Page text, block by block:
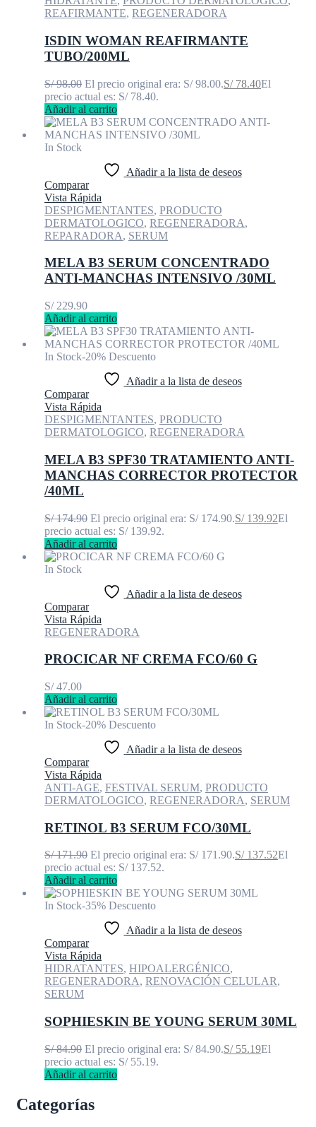
REAFIRMANTE, REGENERADORA
ISDIN WOMAN REAFIRMANTE
TUBO/200ML
S/98.00 El precio original era: S/ 98.00.S/78.40El
precio actual es: S/ 78.40.
Añadir al carrito
In Stock
Añadir a la lista de deseos
Comparar
Vista Rápida
DESPIGMENTANTES, PRODUCTO
DERMATOLOGICO, REGENERADORA,
REPARADORA, SERUM
MELA B3 SERUM CONCENTRADO
ANTI-MANCHAS INTENSIVO /30ML
S/229.90
Añadir al carrito
In Stock-20% Descuento
Añadir a la lista de deseos
Comparar
Vista Rápida
DESPIGMENTANTES, PRODUCTO
DERMATOLOGICO, REGENERADORA
MELA B3 SPF30 TRATAMIENTO ANTI-
MANCHAS CORRECTOR PROTECTOR
/40ML
S/174.90 El precio original era: S/ 174.90.S/139.92El
precio actual es: S/ 139.92.
Añadir al carrito
In Stock
Añadir a la lista de deseos
Comparar
Vista Rápida
REGENERADORA
PROCICAR NF CREMA FCO/60 G
S/47.00
Añadir al carrito
In Stock-20% Descuento
Añadir a la lista de deseos
Comparar
Vista Rápida
ANTI-AGE, FESTIVAL SERUM, PRODUCTO
DERMATOLOGICO, REGENERADORA, SERUM
RETINOL B3 SERUM FCO/30ML
S/171.90 El precio original era: S/ 171.90.S/137.52El
precio actual es: S/ 137.52.
Añadir al carrito
In Stock-35% Descuento
Añadir a la lista de deseos
Comparar
Vista Rápida
HIDRATANTES, HIPOALERGÉNICO,
REGENERADORA, RENOVACIÓN CELULAR,
SERUM
SOPHIESKIN BE YOUNG SERUM 30ML
S/84.90 El precio original era: S/ 84.90.S/55.19El
precio actual es: S/ 55.19.
Añadir al carrito
Categorías